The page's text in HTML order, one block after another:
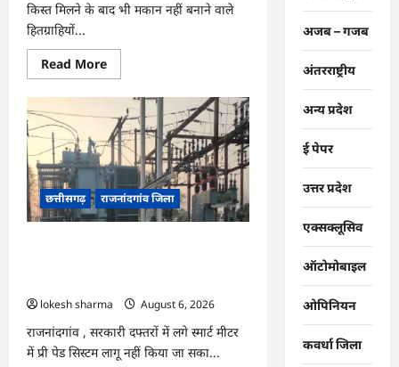
किस्त मिलने के बाद भी मकान नहीं बनाने वाले
हितग्राहियों...
Read MoreRead
more
राजनांदगांव
:
किस्त
लेकर
नहीं
बनाया
आवास
145
हितग्राहियों
से
होगी
छत्तीसगढ़ राजनांदगांव जिला
lokesh sharma
August 6, 2026
राजनांदगांव , सरकारी दफ्तरों में लगे स्मार्ट मीटर
में प्री पेड सिस्टम लागू नहीं किया जा सका...
अजब – गजब
अंतरराष्ट्रीय
अन्य प्रदेश
ई पेपर
उत्तर प्रदेश
एक्सक्लूसिव
ऑटोमोबाइल
ओपिनियन
कवर्धा जिला